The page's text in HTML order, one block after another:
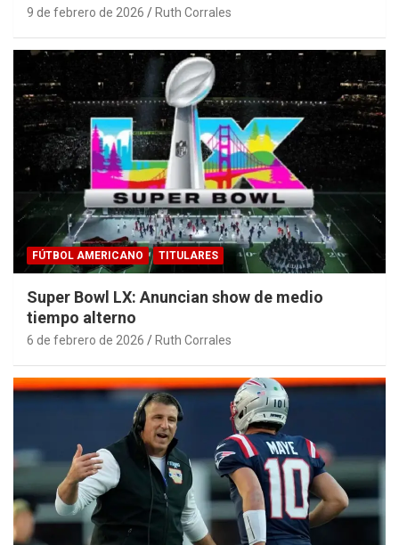
9 de febrero de 2026 Ruth Corrales
FÚTBOL AMERICANO TITULARES
Super Bowl LX: Anuncian show de medio
tiempo alterno
6 de febrero de 2026 Ruth Corrales